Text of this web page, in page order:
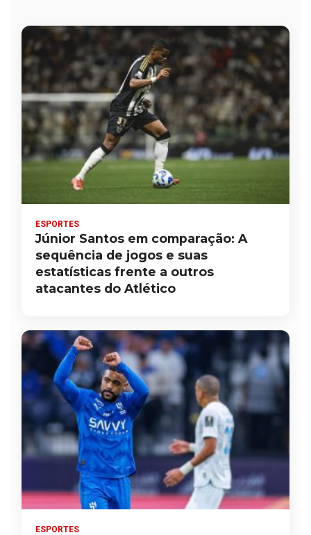
ESPORTES
Júnior Santos em comparação: A
sequência de jogos e suas
estatísticas frente a outros
atacantes do Atlético
ESPORTES